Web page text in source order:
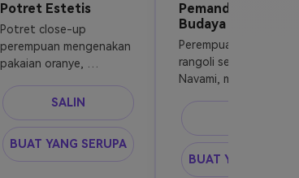
Potret Estetis
Potret close-up
perempuan mengenakan
pakaian oranye,
pantulan cahaya diya,
latar belakang bokeh,
fotografi ultra realistis
SALIN
BUAT YANG SERUPA
Pemandangan
Budaya
Perempuan membuat
rangoli selama Ram
Navami, mengenakan
diyas di sekitar, sinar
matahari hangat,
dan realistis
BUAT YANG